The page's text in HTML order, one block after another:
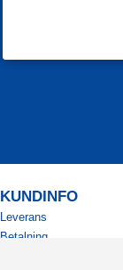
KUNDINFO
Leverans
Betalning